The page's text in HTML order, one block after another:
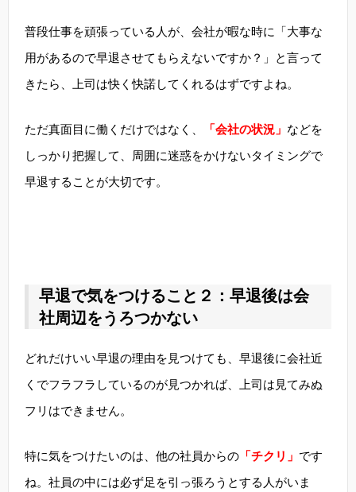
普段仕事を頑張っている人が、会社が暇な時に「大事な
用があるので早退させてもらえないですか？」と言って
きたら、上司は快く快諾してくれるはずですよね。
ただ真面目に働くだけではなく、 「会社の状況」 などを
しっかり把握して、周囲に迷惑をかけないタイミングで
早退することが大切です。
早退で気をつけること２：早退後は会
社周辺をうろつかない
どれだけいい早退の理由を見つけても、早退後に会社近
くでフラフラしているのが見つかれば、上司は見てみぬ
フリはできません。
特に気をつけたいのは、他の社員からの 「チクリ」 です
ね。社員の中には必ず足を引っ張ろうとする人がいま